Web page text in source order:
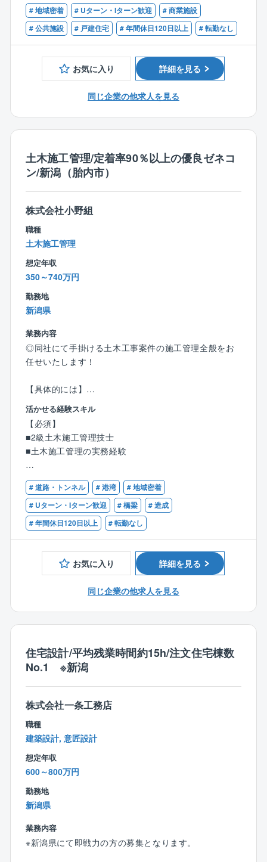
月1～2件となります。個人単位ではもっと少ないので
ご安心ください。
■出張:日本各地に拠点がありますので、営業所の担当
エリア内での対応が基本となります。そのため、日帰
りが基本の働き方となりますが、大型案件で他拠点の
応援にいくなど、頻度は少ないものの泊まり出張の可
グ屋さんやお豆腐屋さん、新幹線や護衛艦まで、あら
ゆる業種のお客様でお使いいただいているボイラを主
力製品としているメーカーです。
真空式温水ヒーターにおいて国内トップシェアを実現
しております。ボイラの種類は豊富にありますが、熱
す。
そういったお客様の要望に対して、多様な技術・製品
を用いた『トータルエンジニアリング』ができ、お客
様の要望に沿った最良のものを提案できる強みがあり
ます。
講が可能です。
【案件について】
■公共施設や商業施設から一般住宅まで幅広い新築・修
【同社魅力ポイント】
企業理念は「全従業員を物心両面から幸せにする心の
経営」というように従業員、お客様、地域を大切にす
る温かい社風です。年に数回は交流行事があり、会社
上と高く、一人ひとりの勤続年数が長いという点にそ
の社風が表れております。また1888年創業という長い
【同社特徴】
◎資格保持者には資格に応じた金額の手当を支給して
◎キャリアコンサルタント資格を持つ社長が社員全員
と面談し、社員のキャリア実現や想いの実現に向き合
う機会を設けております。
◎従業員同士距離が近く、コミュニケーションをとり
あいあいとした雰囲気から社風の良さや居心地の良さ
を感じて入社を決めております。
従業員には建設エンジニアとしての成長を促してお
り、大学名誉教授を招き技術士育成講座を開講してお
ります。会議システムを利用し、本社以外からも受講
が可能。技術士はもちろん、建築士や施工管理技士の
資格取得支援を続けております。
■1級建築施工管理技士
# 地域密着 # Uターン・Iターン歓迎
# 商業施設
# 公共施設
# 戸建住宅 # 年間休日120日以上 # 転勤なし
お気に入り 詳細を見る
同じ企業の他求人を見る
土木施工管理/定着率90％以上の優良ゼネコ
ン/新潟（胎内市）
株式会社小野組
職種
土木施工管理
想定年収
350～740万円
勤務地
新潟県
業務内容
◎同社にて手掛ける土木工事案件の施工管理全般をお
任せいたします！
【具体的には】
■工程・安全・品質・原価管理等の施工管理業務全般
■現場作業員のスケジュール調整及び指示出し
■見積・図面・各種書類作成等のデスクワーク
・技術士育成講座の開講や資格取得支援制度等、技術
者としての成長を会社全体でバックアップしていま
す。本社以外からも会議システムを利用して講座の受
講が可能です。
【案件について】
■築堤/護岸/道路/橋梁/砂防/宅地造成/天然ガスパイプラ
イン/変電所/発電所等
■今まで手がけてきた案件のメンテナンス 等
企業理念は「全従業員を物心両面から幸せにする心の
る温かい社風です。年に数回は交流行事があり、会社
上と高く、一人ひとりの勤続年数が長いという点にそ
の社風が表れております。また1888年創業という長い
歴史を持ち、過去10年間で赤字決算がないなど、安定
した経営状況も魅力の一つです。
【同社特徴】
◎資格保持者には資格に応じた金額の手当を支給して
おります。
◎キャリアコンサルタント資格を持つ社長が社員全員
と面談し、社員のキャリア実現や想いの実現に向き合
う機会を設けております。
◎従業員同士距離が近く、コミュニケーションをとり
あいあいとした雰囲気から社風の良さや居心地の良さ
を感じて入社を決めております。
活かせる経験スキル
【必須】
■2級土木施工管理技士
■土木施工管理の実務経験
【歓迎】
■1級土木施工管理技士
# 道路・トンネル # 港湾
# 地域密着
# Uターン・Iターン歓迎
# 橋梁
# 造成
# 年間休日120日以上
# 転勤なし
お気に入り 詳細を見る
同じ企業の他求人を見る
住宅設計/平均残業時間約15h/注文住宅棟数
No.1 ※新潟
株式会社一条工務店
職種
建築設計, 意匠設計
想定年収
600～800万円
勤務地
新潟県
業務内容
※新潟県にて即戦力の方の募集となります。